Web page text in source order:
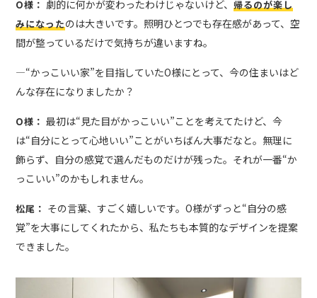
O様： 劇的に何かが変わったわけじゃないけど、帰るのが楽し
みになったのは大きいです。照明ひとつでも存在感があって、空
間が整っているだけで気持ちが違いますね。
―“かっこいい家”を目指していたO様にとって、今の住まいはど
んな存在になりましたか？
O様： 最初は“見た目がかっこいい”ことを考えてたけど、今
は“自分にとって心地いい”ことがいちばん大事だなと。無理に
飾らず、自分の感覚で選んだものだけが残った。それが一番“か
っこいい”のかもしれません。
松尾： その言葉、すごく嬉しいです。O様がずっと“自分の感
覚”を大事にしてくれたから、私たちも本質的なデザインを提案
できました。